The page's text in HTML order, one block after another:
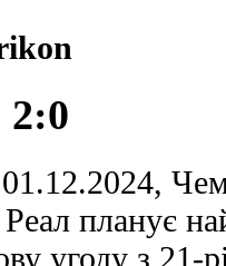
2:0
планує
угоду з 21-